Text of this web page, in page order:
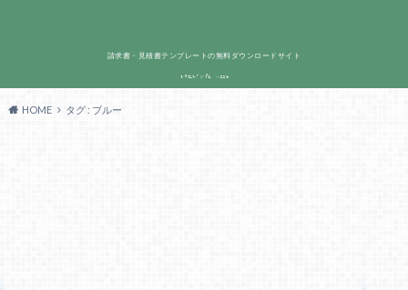
請求書・見積書テンプレートの無料ダウンロードサイト
HOME タグ : ブルー